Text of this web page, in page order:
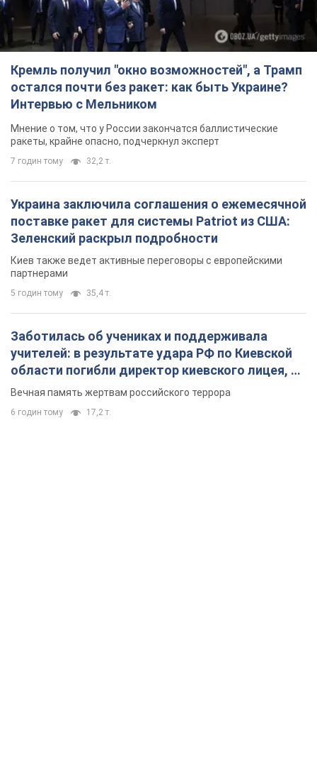
Кремль получил "окно возможностей", а Трамп
остался почти без ракет: как быть Украине?
Интервью с Мельником
Мнение о том, что у России закончатся баллистические
ракеты, крайне опасно, подчеркнул эксперт
7 годин тому 32,2 т.
Украина заключила соглашения о ежемесячной
поставке ракет для системы Patriot из США:
Зеленский раскрыл подробности
Киев также ведет активные переговоры с европейскими
партнерами
5 годин тому 35,4 т.
Заботилась об учениках и поддерживала
учителей: в результате удара РФ по Киевской
области погибли директор киевского лицея, её
муж и внук
Вечная память жертвам российского террора
6 годин тому 17,2 т.